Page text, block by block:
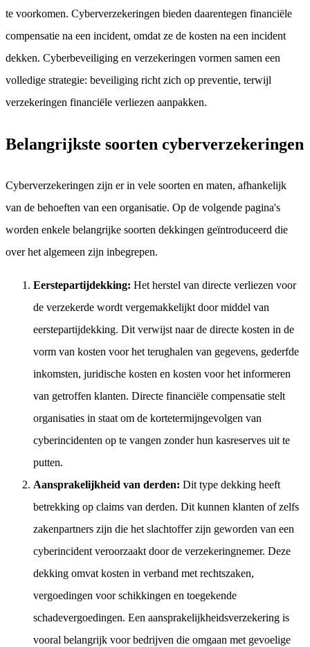
te voorkomen. Cyberverzekeringen bieden daarentegen financiële
compensatie na een incident, omdat ze de kosten na een incident
dekken. Cyberbeveiliging en verzekeringen vormen samen een
volledige strategie: beveiliging richt zich op preventie, terwijl
verzekeringen financiële verliezen aanpakken.
Belangrijkste soorten cyberverzekeringen
Cyberverzekeringen zijn er in vele soorten en maten, afhankelijk
van de behoeften van een organisatie. Op de volgende pagina's
worden enkele belangrijke soorten dekkingen geïntroduceerd die
over het algemeen zijn inbegrepen.
Eerstepartijdekking: Het herstel van directe verliezen voor
de verzekerde wordt vergemakkelijkt door middel van
eerstepartijdekking. Dit verwijst naar de directe kosten in de
vorm van kosten voor het terughalen van gegevens, gederfde
inkomsten, juridische kosten en kosten voor het informeren
van getroffen klanten. Directe financiële compensatie stelt
organisaties in staat om de kortetermijngevolgen van
cyberincidenten op te vangen zonder hun kasreserves uit te
putten.
Aansprakelijkheid van derden: Dit type dekking heeft
betrekking op claims van derden. Dit kunnen klanten of zelfs
zakenpartners zijn die het slachtoffer zijn geworden van een
cyberincident veroorzaakt door de verzekeringnemer. Deze
dekking omvat kosten in verband met rechtszaken,
vergoedingen voor schikkingen en toegekende
schadevergoedingen. Een aansprakelijkheidsverzekering is
vooral belangrijk voor bedrijven die omgaan met gevoelige